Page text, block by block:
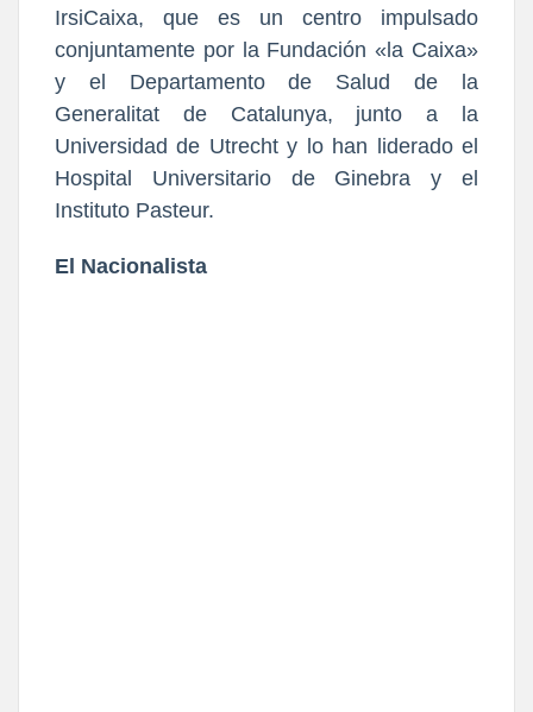
IrsiCaixa, que es un centro impulsado
conjuntamente por la Fundación «la Caixa»
y el Departamento de Salud de la
Generalitat de Catalunya, junto a la
Universidad de Utrecht y lo han liderado el
Hospital Universitario de Ginebra y el
Instituto Pasteur.
El Nacionalista